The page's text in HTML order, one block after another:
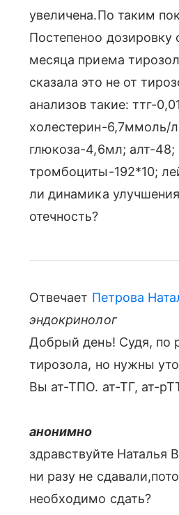
увеличена.По таким
Постепеноо дозировку
месяца приема
сказала это не от
анализов такие: ттг-
холестерин-6,7ммоль/
глюкоза-4,6мл; алт-
тромбоциты-192*10;
ли динамика
отечность?
Отвечает Петрова
эндокринолог
Добрый день! Судя, по
тирозола, но нужны
Вы ат-ТПО. ат-ТГ, ат-
анонимно
здравствуйте Наталья
ни разу не
необходимо сдать?